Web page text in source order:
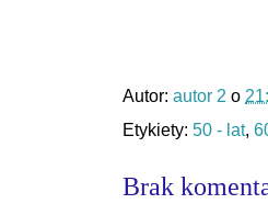
Autor: autor 2 o
Etykiety: 50 - lat,
Brak